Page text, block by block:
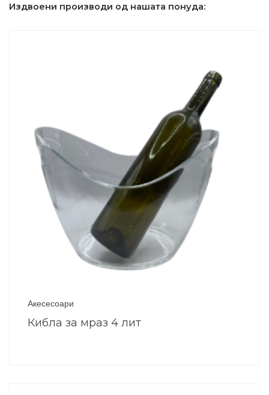
Издвоени производи од нашата понуда:
Акесесоари
Кибла за мраз 4 лит